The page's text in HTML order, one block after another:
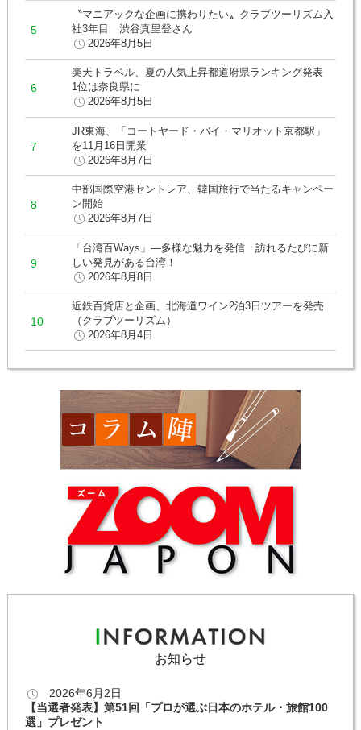
〝マニアックな企画に携わりたい〟クラブツーリズム入
社3年目 渋谷真里登さん
2026年8月5日
楽天トラベル、夏の人気上昇都道府県ランキング発表
1位は奈良県に
2026年8月5日
JR東海、「コートヤード・バイ・マリオット京都駅」
を11月16日開業
2026年8月7日
中部国際空港セントレア、韓国旅行で当たるキャンペー
ン開始
2026年8月7日
「台湾百Ways」―多様な魅力を発信 訪れるたびに新
しい発見がある台湾！
2026年8月8日
近鉄百貨店と企画、北海道ワイン2泊3日ツアーを発売
（クラブツーリズム）
2026年8月4日
お知らせ
2026年6月2日
【当選者発表】第51回「プロが選ぶ日本のホテル・旅館100
選」プレゼント